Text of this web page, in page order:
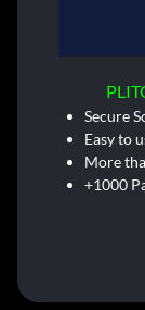
Secure
Easy to
More
+1000